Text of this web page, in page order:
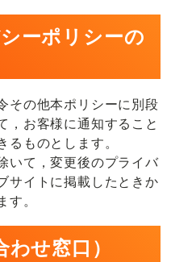
ーポリシーの
その他本ポリシーに別段
，お客様に通知すること
ものとします。
いて，変更後のプライバ
サイトに掲載したときか
。
せ窓口）